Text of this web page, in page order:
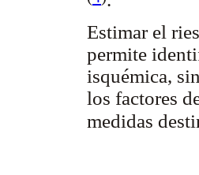
Estimar el
permite
isquémica,
los factores
medidas